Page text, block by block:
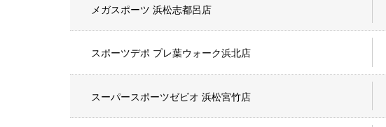
メガスポーツ 浜松志都呂店
スポーツデポ プレ葉ウォーク浜北店
スーパースポーツゼビオ 浜松宮竹店